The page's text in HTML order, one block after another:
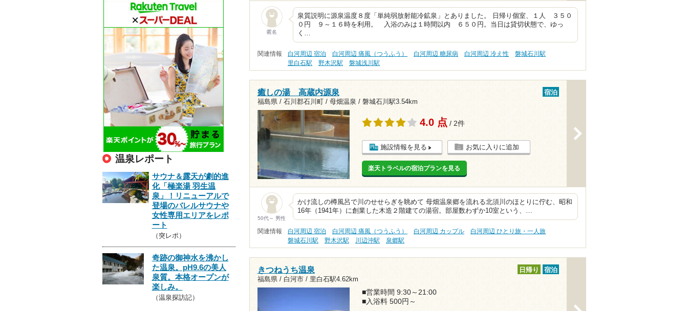
匿名
泉質説明に源泉温度８度「単純弱放射能冷鉱泉」とありました。 日帰り個室、１人 ３５０
０円 ９～１６時を利用。 入浴のみは１時間以内 ６５０円。当日は貸切状態で、ゆっ
く…
関連情報 白河周辺 宿泊 白河周辺 痛風（つうふう） 白河周辺 糖尿病 白河周辺 冷え性
磐城石川駅
里白石駅
野木沢駅 磐城浅川駅
癒しの湯 高蔵内源泉
福島県 / 石川郡石川町 / 母畑温泉 / 磐城石川駅3.54km
宿泊
4.0 点 / 2件
施設情報を見る お気に入りに追加
楽天トラベルの宿泊プランを見る
50代～ 男性
かけ流しの樽風呂で川のせせらぎを眺めて 母畑温泉郷を流れる北須川のほとりに佇む、昭和
16年（1941年）に創業した木造２階建ての湯宿。部屋数わずか10室という、…
関連情報 白河周辺 宿泊 白河周辺 痛風（つうふう） 白河周辺 カップル
白河周辺 ひとり旅・一人旅
磐城石川駅
野木沢駅 川辺沖駅 泉郷駅
きつねうち温泉
福島県 / 白河市 / 里白石駅4.62km
日帰り 宿泊
■営業時間 9:30～21:00
■入浴料 500円～
温泉レポート
サウナ＆露天が劇的進
化「極楽湯 羽生温
泉」！リニューアルで
登場のバレルサウナや
女性専用エリアをレポ
ート
（突レポ）
奇跡の御神水を沸かし
た温泉。pH9.6の美人
泉質。本格オープンが
楽しみ。
（温泉探訪記）